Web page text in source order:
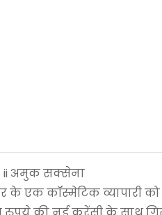
ii अमुक सक्सेना
के एक कॉस्मेटिक